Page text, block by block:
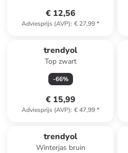
€ 12,56
Adviesprijs (AVP): € 27,99*
trendyol
Top zwart
-66%
€ 15,99
Adviesprijs (AVP): € 47,99*
trendyol
Winterjas bruin